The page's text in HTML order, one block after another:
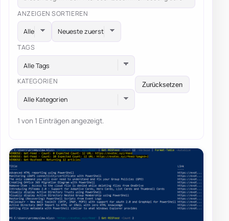
ANZEIGEN SORTIEREN
TAGS
Alle Tags
KATEGORIEN
Alle Kategorien
Zurücksetzen
1 von 1 Einträgen angezeigt.